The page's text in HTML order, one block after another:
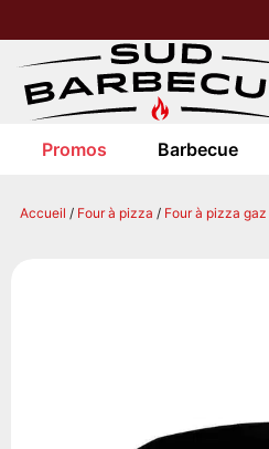
Promos Barbecue
Accueil / Four à pizza / Four à pizza gaz